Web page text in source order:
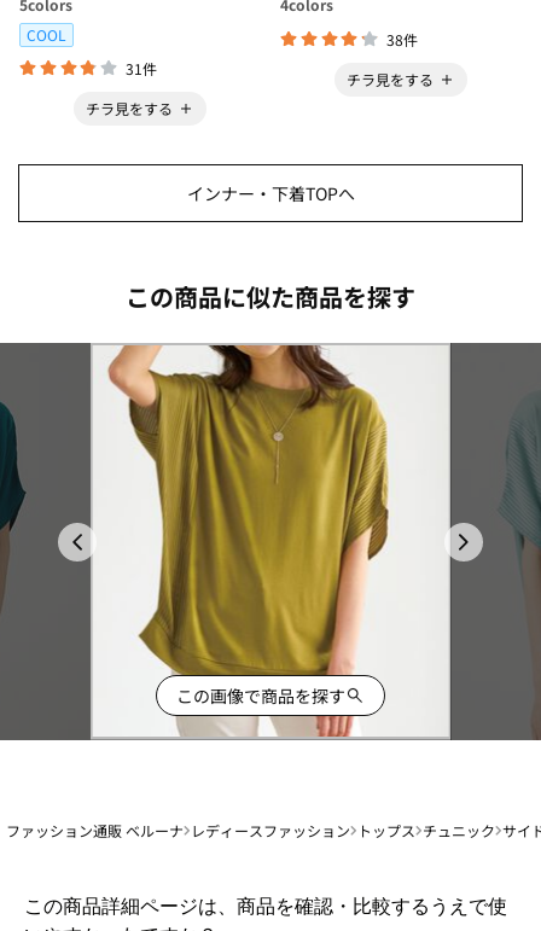
5colors
COOL
31件
チラ見をする
4colors
38件
チラ見をする
インナー・下着TOPへ
この商品に似た商品を探す
この画像で商品を探す
ファッション通販 ベルーナ レディースファッション トップス チュニック サイ
この商品詳細ページは、商品を確認・比較するうえで使
1